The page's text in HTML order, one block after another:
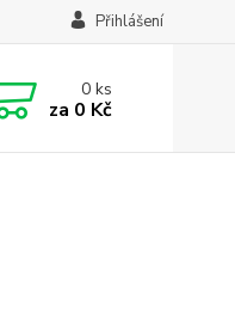
Přihlášení
0ks
za 0 Kč